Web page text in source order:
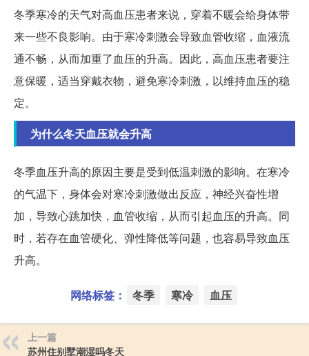
冬季寒冷的天气对高血压患者来说，穿着不暖会给身体带
来一些不良影响。由于寒冷刺激会导致血管收缩，血液流
通不畅，从而加重了血压的升高。因此，高血压患者要注
意保暖，适当穿戴衣物，避免寒冷刺激，以维持血压的稳
定。
为什么冬天血压就会升高
冬季血压升高的原因主要是受到低温刺激的影响。在寒冷
的气温下，身体会对寒冷刺激做出反应，神经兴奋性增
加，导致心跳加快，血管收缩，从而引起血压的升高。同
时，若存在血管硬化、弹性降低等问题，也容易导致血压
升高。
网络标签： 冬季 寒冷 血压
上一篇
苏州住别墅潮湿吗冬天